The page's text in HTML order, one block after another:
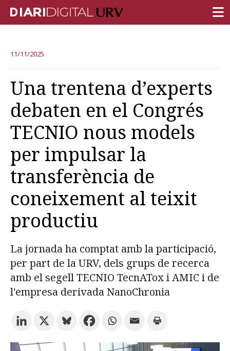
RECERCA
DOCÈNCIA
INSTITUCIÓ
VIDA AL CAMPUS
COMUNITAT URV
REPORTATGES
Més categories
Prova la cerca avançada
Subscriu-te als butlletins de la URV
11/11/2025
Una trentena d’experts
debaten en el Congrés
TECNIO nous models
per impulsar la
transferència de
coneixement al teixit
productiu
La jornada ha comptat amb la participació,
per part de la URV, dels grups de recerca
amb el segell TECNIO TecnATox i AMIC i de
l'empresa derivada NanoChronia